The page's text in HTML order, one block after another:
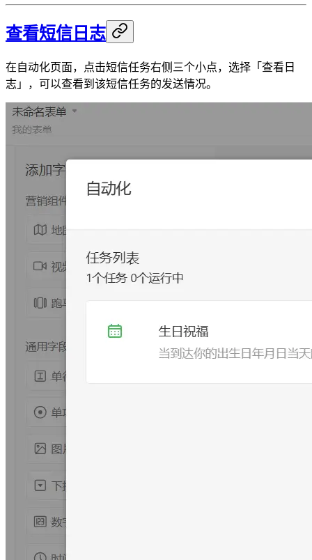
查看短信日志
在自动化页面，点击短信任务右侧三个小点，选择「查看日
志」，可以查看到该短信任务的发送情况。